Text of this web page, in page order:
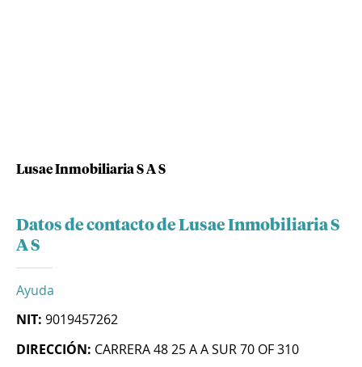
Lusae Inmobiliaria S A S
Datos de contacto de Lusae Inmobiliaria S
A S
Ayuda
NIT: 9019457262
DIRECCIÓN: CARRERA 48 25 A A SUR 70 OF 310